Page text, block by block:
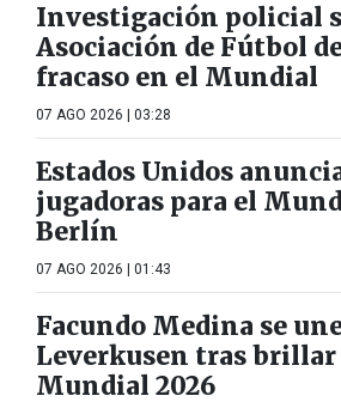
Investigación policial
Asociación de Fútbol
fracaso en el Mundial
07 AGO 2026 | 03:28
Estados Unidos
jugadoras para el
Berlín
07 AGO 2026 | 01:43
Facundo Medina se
Leverkusen tras brillar
Mundial 2026